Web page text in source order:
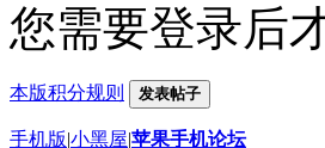
您需要登录后
本版积分规则 发表帖子
手机版|小黑屋|苹果手机论坛